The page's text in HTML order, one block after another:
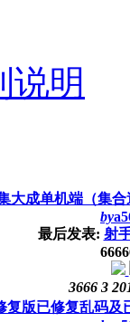
说明
大成单机端（集
by
最后发表: 射
3666 3
复版已修复乱码